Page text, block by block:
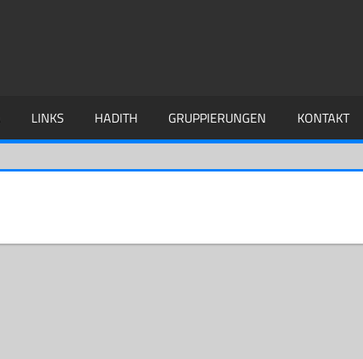
LINKS HADITH GRUPPIERUNGEN KONTAKT